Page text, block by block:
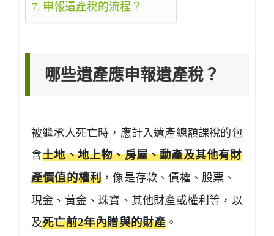
申報遺產稅的流程？
哪些遺產應申報遺產稅？
被繼承人死亡時，應計入遺產總額課稅的包
含土地、地上物、房屋、動產及其他有財
產價值的權利 ，像是存款、債權、股票、
現金、黃金、珠寶、其他財產或權利等，以
及死亡前2年內贈與的財產 。